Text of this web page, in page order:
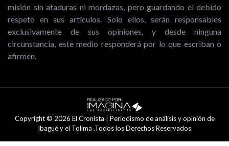
misión sin ataduras ni mordazas, pero guardando el debido
respeto en sus artículos. Solo ellos, serán responsables
exclusivamente de sus opiniones, y desde ninguna
circunstancia, este medio responderá por lo que escriban o
afirmen.
Copyright © 2026 El Cronista | Periodismo de análisis y opinión de
Ibagué y el Tolima .Todos los Derechos Reservados